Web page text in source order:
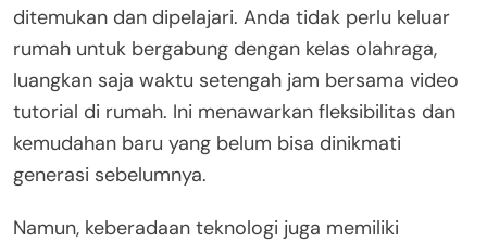
ditemukan dan dipelajari. Anda tidak perlu keluar
rumah untuk bergabung dengan kelas olahraga,
luangkan saja waktu setengah jam bersama video
tutorial di rumah. Ini menawarkan fleksibilitas dan
kemudahan baru yang belum bisa dinikmati
generasi sebelumnya.
Namun, keberadaan teknologi juga memiliki